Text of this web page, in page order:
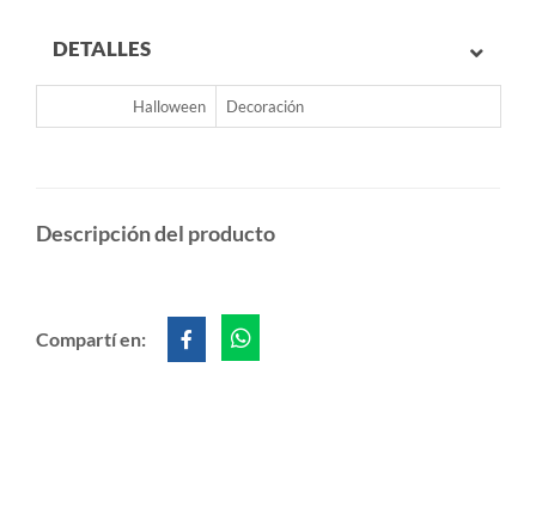
DETALLES
Halloween Decoración
Descripción del producto
Compartí en: